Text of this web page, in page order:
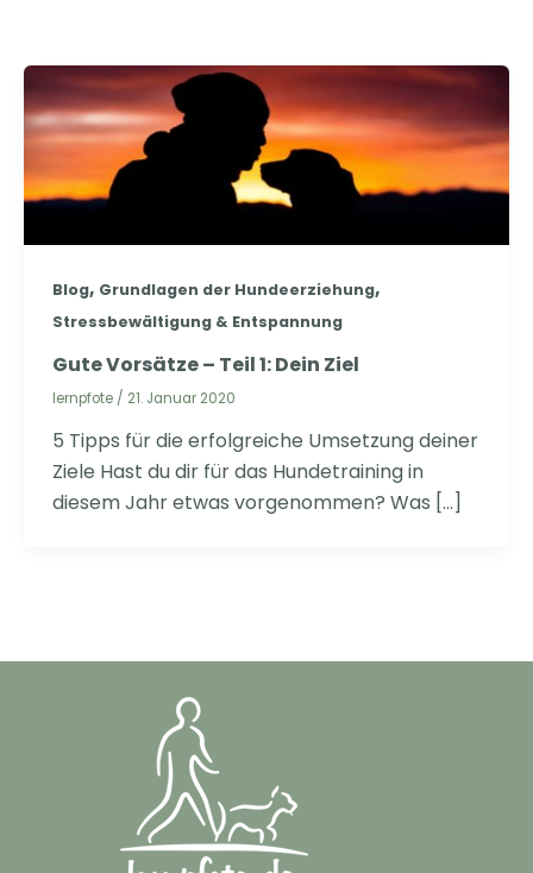
Blog, Grundlagen der Hundeerziehung,
Stressbewältigung & Entspannung
Gute Vorsätze – Teil 1: Dein Ziel
lernpfote / 21. Januar 2020
5 Tipps für die erfolgreiche Umsetzung deiner
Ziele Hast du dir für das Hundetraining in
diesem Jahr etwas vorgenommen? Was […]